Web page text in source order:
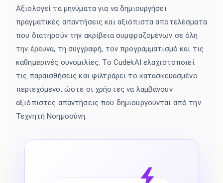
Αξιολογεί τα μηνύματα για να δημιουργήσει
πραγματικές απαντήσεις και αξιόπιστα αποτελέσματα
που διατηρούν την ακρίβεια συμφραζομένων σε όλη
την έρευνα, τη συγγραφή, τον προγραμματισμό και τις
καθημερινές συνομιλίες. Το CudekAI ελαχιστοποιεί
τις παραισθήσεις και φιλτράρει το κατασκευασμένο
περιεχόμενο, ώστε οι χρήστες να λαμβάνουν
αξιόπιστες απαντήσεις που δημιουργούνται από την
Τεχνητή Νοημοσύνη.